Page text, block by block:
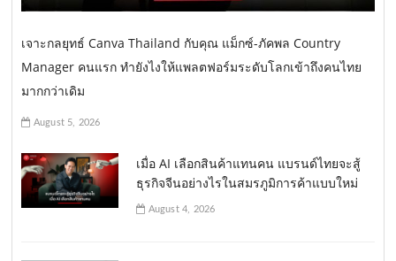
เจาะกลยุทธ์ Canva Thailand กับคุณ แม็กซ์-ภัคพล Country
Manager คนแรก ทำยังไงให้แพลตฟอร์มระดับโลกเข้าถึงคนไทย
มากกว่าเดิม
August 5, 2026
เมื่อ AI เลือกสินค้าแทนคน แบรนด์ไทยจะสู้
ธุรกิจจีนอย่างไรในสมรภูมิการค้าแบบใหม่
August 4, 2026